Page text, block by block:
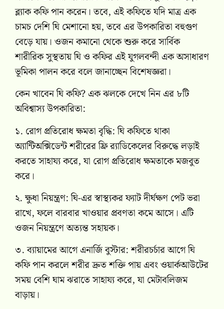
ব্ল্যাক কফি পান করেন। তবে, এই কফিতে যদি মাত্র এক
চামচ দেশি ঘি মেশানো হয়, তবে এর উপকারিতা বহুগুণ
বেড়ে যায়। ওজন কমানো থেকে শুরু করে সার্বিক
শারীরিক সুস্থতায় ঘি ও কফির এই যুগলবন্দী এক অসাধারণ
ভূমিকা পালন করে বলে জানাচ্ছেন বিশেষজ্ঞরা।
কেন খাবেন ঘি কফি? এক ঝলকে দেখে নিন এর ৮টি
অবিশ্বাস্য উপকারিতা:
১. রোগ প্রতিরোধ ক্ষমতা বৃদ্ধি: ঘি কফিতে থাকা
অ্যান্টিঅক্সিডেন্ট শরীরের ফ্রি র‍্যাডিকেলের বিরুদ্ধে লড়াই
করতে সাহায্য করে, যা রোগ প্রতিরোধ ক্ষমতাকে মজবুত
করে।
২. ক্ষুধা নিয়ন্ত্রণ: ঘি-এর স্বাস্থ্যকর ফ্যাট দীর্ঘক্ষণ পেট ভরা
রাখে, ফলে বারবার খাওয়ার প্রবণতা কমে আসে। এটি
ওজন নিয়ন্ত্রণে অত্যন্ত সহায়ক।
৩. ব্যায়ামের আগে এনার্জি বুস্টার: শরীরচর্চার আগে ঘি
কফি পান করলে শরীর দ্রুত শক্তি পায় এবং ওয়ার্কআউটের
সময় বেশি ঘাম ঝরাতে সাহায্য করে, যা মেটাবলিজম
বাড়ায়।